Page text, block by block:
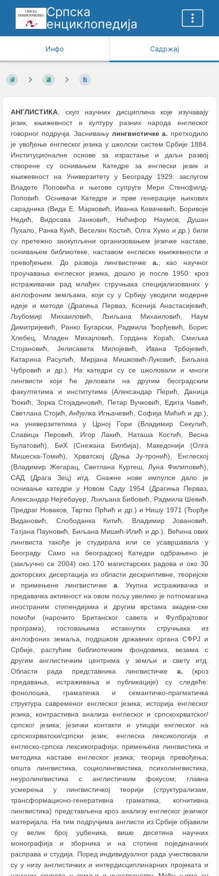
Српска
енциклопедија
Инфо Садржај
АНГЛИСТИКА, скуп научних дисциплина које изучавају
језик, књижевност и културу разних народа енглеског
говорног подручја. Заснивању лингвистичке а. претходило
је увођење енглеског језика у школски систем Србије 1884.
Институционалне основе за израстање и даљи развој
створене су оснивањем Катедре за енглески језик и
књижевност на Универзитету у Београду 1929. заслугом
Владете Поповића и његове супруге Мери Стенсфилд-
Поповић. Оснивачи Катедре и прве генерације њихових
сарадника (Вида Е. Марковић, Иванка Ковачевић, Боривоје
Недић, Видосава Јанковић, Нићифор Наумов, Душан
Пухало, Ранка Куић, Веселин Костић, Олга Хумо и др.) били
су претежно заокупљени организовањем језичке наставе,
оснивањем библиотеке, наставом енглеске књижевности и
превођењем. До развоја лингвистичке а., као научног
проучавања енглеског језика, дошло је после 1950. кроз
истраживачки рад млађих стручњака специјализованих у
англофоним земљама, који су у Србију уводили модерне
идеје и методе (Драгиња Перваз, Ксенија Анастасијевић,
Љубомир Михаиловић, Љиљана Михаиловић, Наум
Димитријевић, Ранко Бугарски, Радмила Ђорђевић, Борис
Хлебец, Младен Михајловић, Гордана Кораћ, Смиљка
Стојановић, Јелисавета Милојевић, Ивана Трбојевић,
Катарина Расулић, Мирјана Мишковић-Луковић, Биљана
Чубровић и др.). На катедри су се школовали и многи
лингвисти који ће деловати на другим београдским
факултетима и институтима (Александар Перић, Даница
Ђокић, Зорка Стојадиновић, Петар Вучковић, Едита Чавић,
Светлана Стојић, Анђелка Игњачевић, Софија Мићић и др.),
на универзитетима у Црној Гори (Владимир Секулић,
Славица Перовић, Игор Лакић, Наташа Костић, Весна
Булатовић), БиХ (Снежана Билбија), Македонији (Олга
Мишеска-Томић), Хрватској (Дуња Ју-тронић), Енглеској
(Владимир Жегарац, Светлана Куртеш, Луна Филиповић),
САД (Драга Зец) итд. Снажне нове импулсе дало је
оснивање катедри у Новом Саду 1954 (Драгиња Перваз,
Александар Нејгебауер, Љиљана Бибовић, Радмила Шевић,
Предраг Новаков, Твртко Прћић и др.) и Нишу 1971 (Ђорђе
Видановић, Слободанка Китић, Владимир Јовановић,
Татјана Пауновић, Биљана Мишић-Илић и др.). Већина ових
лингвиста такође је студирала или се усавршавала у
Београду. Само на београдској Катедри одбрањено је
(закључно са 2004) око 170 магистарских радова и око 30
докторских дисертација из области дескриптивне, теоријске
и примењене лингвистичке а. Укупна истраживачка и
предавачка активност на овом пољу увелико је потпомагана
иностраним стипендијама и другим врстама академ-ске
помоћи (нарочито Британског савета и Фулбрајтовог
програма), гостовањима истакнутих стручњака из
англофоних земаља, подршком државних органа СФРЈ и
Србије, растућим библиотечким фондовима, везама с
другим англистичким центрима у земљи и свету итд.
Области рада представника лингвистичке а. (кроз
предавања, истраживања и публикације) су следеће:
фонолошка, граматичка и семантичко-прагматичка
структура савременог енглеског језика; историја енглеског
језика; контрастивна анализа енглеског и српскохрватског/
српског језика; језички контакти и утицаји енглеског на
српскохрватски/српски језик; енглеска лексикологија и
енглеско-српска лексикографија; примењена лингвистика и
методика наставе енглеског језика; теорија превођења;
општа лингвистика, социолингвистика, психолингвистика,
неуролингвистика с англистичким фокусом; главна
усмерења у лингвистичкој теорији (структурализам,
трансформационо-генеративна граматика, когнитивна
лингвистика) представљена кроз анализу енглеског језичког
материјала. На тим подручјима англисти из Србије објавили
су велик број уџбеника, више десетина научних
монографија и зборника и на стотине појединачних
расправа и студија. Поред индивидуалног рада учествовали
су у низу англистичких и интердисциплинарних пројеката и